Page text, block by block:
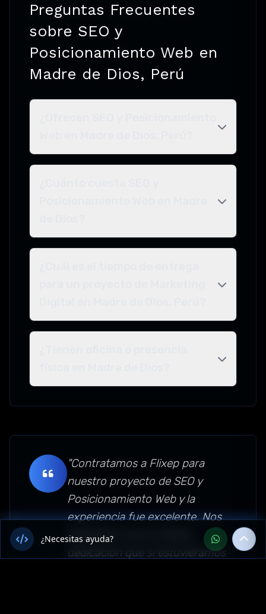
Preguntas Frecuentes
sobre SEO y
Posicionamiento Web en
Madre de Dios, Perú
"Contratamos a Flixep para
nuestro proyecto de SEO y
Posicionamiento Web y la
experiencia fue excelente. Nos
atendieron con la misma
dedicación que si estuviéramos
¿Necesitas ayuda?